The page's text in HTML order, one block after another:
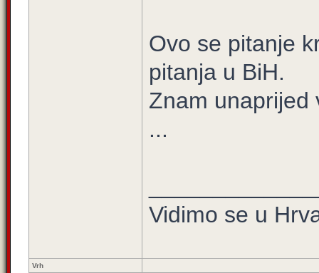
Ovo se pitanje
pitanja u BiH.
Znam unaprijed
...
Vidimo se u
Vrh